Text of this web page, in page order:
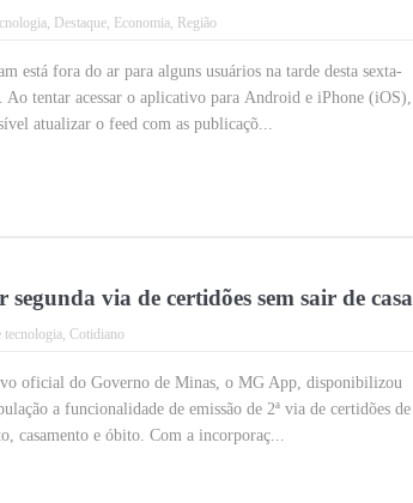
, Destaque, Economia, Região
está fora do ar para alguns usuários na tarde desta sexta-
tentar acessar o aplicativo para Android e iPhone (iOS),
atualizar o feed com as publicaçõ...
via de certidões sem sair de casa
tecnologia, Cotidiano
oficial do Governo de Minas, o MG App, disponibilizou
a funcionalidade de emissão de 2ª via de certidões de
casamento e óbito. Com a incorporaç...